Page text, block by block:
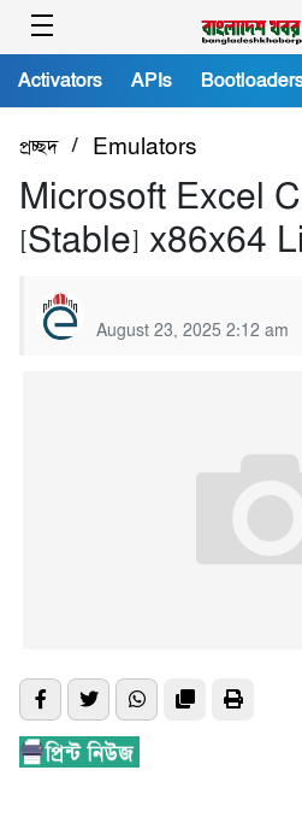
Activators APIs
প্রচ্ছদ/ Emulators
Microsoft Excel
[Stable] x86x64
August 23, 2025 2:12 am